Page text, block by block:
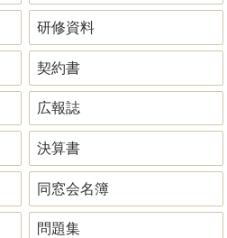
研修資料
契約書
広報誌
決算書
同窓会名簿
問題集